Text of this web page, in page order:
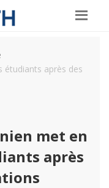
étudiants après des
met en
après